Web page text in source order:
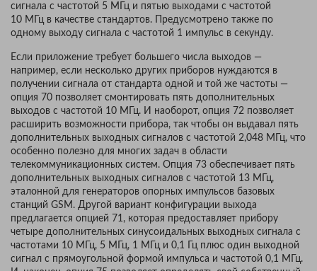
сигнала с частотой 5 МГц и пятью выходами с частотой
10 МГц в качестве стандартов. Предусмотрено также по
одному выходу сигнала с частотой 1 импульс в секунду.
Если приложение требует большего числа выходов —
например, если несколько других приборов нуждаются в
получении сигнала от стандарта одной и той же частоты —
опция 70 позволяет смонтировать пять дополнительных
выходов с частотой 10 МГц. И наоборот, опция 72 позволяет
расширить возможности прибора, так чтобы он выдавал пять
дополнительных выходных сигналов с частотой 2,048 МГц, что
особенно полезно для многих задач в области
телекоммуникационных систем. Опция 73 обеспечивает пять
дополнительных выходных сигналов с частотой 13 МГц,
эталонной для генераторов опорных импульсов базовых
станций GSM. Другой вариант конфигурации выхода
предлагается опцией 71, которая предоставляет прибору
четыре дополнительных синусоидальных выходных сигнала с
частотами 10 МГц, 5 МГц, 1 МГц и 0,1 Гц плюс один выходной
сигнал с прямоугольной формой импульса и частотой 0,1 МГц.